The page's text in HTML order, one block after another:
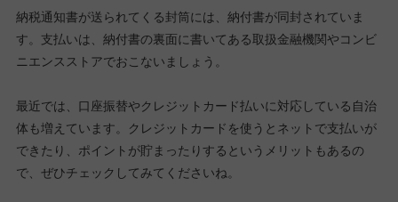
納税通知書が送られてくる封筒には、納付書が同封されていま
す。支払いは、納付書の裏面に書いてある取扱金融機関やコンビ
ニエンスストアでおこないましょう。
最近では、口座振替やクレジットカード払いに対応している自治
体も増えています。クレジットカードを使うとネットで支払いが
できたり、ポイントが貯まったりするというメリットもあるの
で、ぜひチェックしてみてくださいね。